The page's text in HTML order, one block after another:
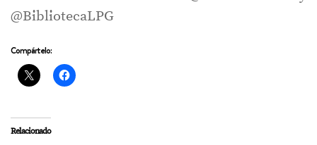
@BibliotecaLPG
Compártelo:
Relacionado